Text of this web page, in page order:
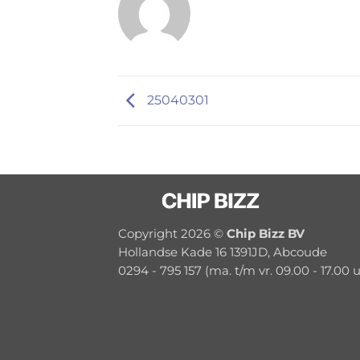
25040301
Copyright 2026 © Chip Bizz BV
Hollandse Kade 16 1391JD, Abcoude
0294 - 795 157 (ma. t/m vr. 09.00 - 17.00